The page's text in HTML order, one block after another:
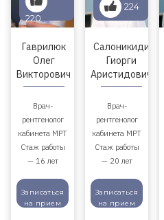
220
Гаврилюк
Олег
Викторович
Врач-
рентгенолог
кабинета МРТ
Стаж работы
— 16 лет
Записаться
на прием
224
Салоникиди
Гиорги
Аристидович
Врач-
рентгенолог
кабинета МРТ
Стаж работы
— 20 лет
Записаться
на прием